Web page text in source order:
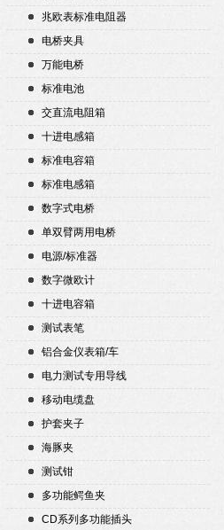
兆欧表标准电阻器
电桥夹具
万能电桥
标准电池
交直流电阻箱
十进电感箱
标准电容箱
标准电感箱
数字式电桥
单双臂两用电桥
电源/标准器
数字微欧计
十进电容箱
测试表笔
铝合金仪表箱/车
电力测试专用导线
移动电缆盘
护套夹子
海豚夹
测试钳
多功能鳄鱼夹
CD系列多功能插头